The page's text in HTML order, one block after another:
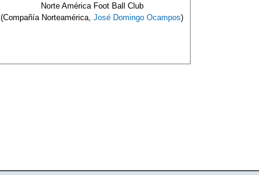
Norte América Foot Ball Club
(Compañía Norteamérica, José Domingo Ocampos)